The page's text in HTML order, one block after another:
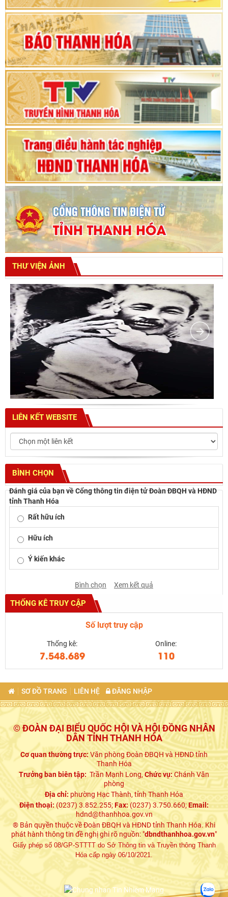
Khai mạc Kỳ họp bất thường lần thứ 9, Quốc
hội khóa XV
Phiên thảo luận Kỳ họp thứ 24, HĐND tỉnh
Thanh Hóa khóa XVIII, nhiệm kỳ 2021 - 2026
Bế mạc Kỳ họp thứ hai bốn, Hội đồng nhân dân
tỉnh khoá XVIII
THƯ VIỆN ẢNH
LIÊN KẾT WEBSITE
BÌNH CHỌN
Đánh giá của bạn về Cổng thông tin điện tử Đoàn ĐBQH và HĐND
tỉnh Thanh Hóa
Rất hữu ích
Hữu ích
Ý kiến khác
Bình chọn Xem kết quả
THỐNG KÊ TRUY CẬP
Số lượt truy cập
Thống kê:
7.548.689
Online:
110
SƠ ĐỒ TRANG LIÊN HỆ ĐĂNG NHẬP
© ĐOÀN ĐẠI BIỂU QUỐC HỘI VÀ HỘI ĐỒNG NHÂN
DÂN TỈNH THANH HÓA
Cơ quan thường trực:Văn phòng Đoàn ĐBQH và HĐND tỉnh
Thanh Hóa
Trưởng ban biên tập: Trần Mạnh Long,Chức vụ:Chánh Văn
phòng
Địa chỉ: phường Hạc Thành, tỉnh Thanh Hóa
Điện thoại: (0237) 3.852.255;Fax:(0237) 3.750.660;Email:
hdnd@thanhhoa.gov.vn
® Bản quyền thuộc về Đoàn ĐBQH và HĐND tỉnh Thanh Hóa. Khi
phát hành thông tin đề nghị ghi rõ nguồn: "dbndthanhhoa.gov.vn"
Giấy phép số 08/GP-STTTT do Sở Thông tin và Truyền thông Thanh
Hóa cấp ngày 06/10/2021.